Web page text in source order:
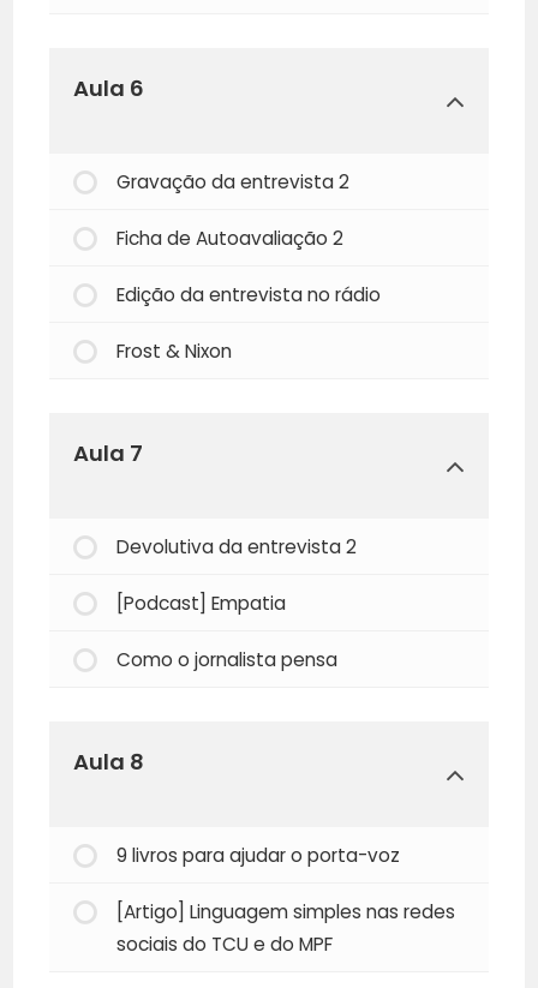
Aula 6
Gravação da entrevista 2
Ficha de Autoavaliação 2
Edição da entrevista no rádio
Frost & Nixon
Aula 7
Devolutiva da entrevista 2
[Podcast] Empatia
Como o jornalista pensa
Aula 8
9 livros para ajudar o porta-voz
[Artigo] Linguagem simples nas redes
sociais do TCU e do MPF